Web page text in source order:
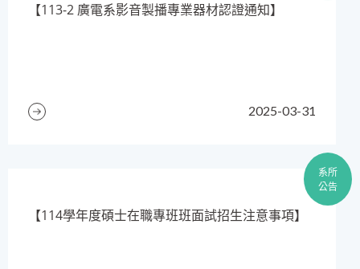
2025-03-31
【113-2 廣電系影音製播專業器材認證通知】
系所
公告
【114學年度碩士在職專班班面試招生注意事項】